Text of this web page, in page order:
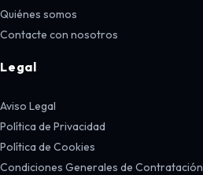
Quiénes somos
Contacte con nosotros
Legal
Aviso Legal
Política de Privacidad
Política de Cookies
Condiciones Generales de Contratación